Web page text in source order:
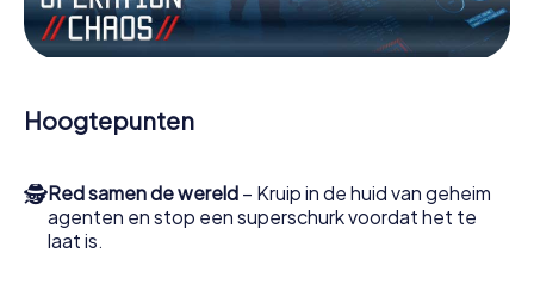
Werk samen als een team, onderschep vijandige
spionnen en lok de handlangers van de schurk naar je toe.
excelleren om de slechteriken te stoppen. In
tegenstelling tot James Bond en Co. zullen jouw daden
jezelf en jouw team in de hoogste score van Grugliasco
en krijg toegang tot jouw eigen fotogalerij. De escape
game van myCityHunt verandert Grugliasco in jouw eigen
Hoogtepunten
🕵Red samen de wereld – Kruip in de huid van geheim
agenten en stop een superschurk voordat het te
laat is.